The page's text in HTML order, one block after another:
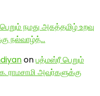
நமது அகத்தமிழ் உறவு
நல்வாழ்த்…
onபத்மஸ்ரீ பெறும்
ராமசாமி அவர்களுக்கு